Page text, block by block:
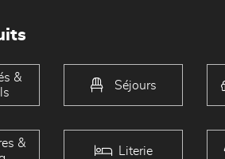
&
Séjours
&
Literie